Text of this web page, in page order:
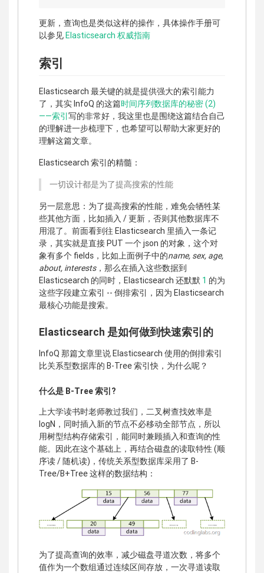
更新，查询也是类似这样的操作，具体操作手册可
以参见Elasticsearch 权威指南
索引
Elasticsearch 最关键的就是提供强大的索引能力
了，其实 InfoQ 的这篇时间序列数据库的秘密 (2)
——索引写的非常好，我这里也是围绕这篇结合自己
的理解进一步梳理下，也希望可以帮助大家更好的
理解这篇文章。
Elasticsearch 索引的精髓：
一切设计都是为了提高搜索的性能
另一层意思：为了提高搜索的性能，难免会牺牲某
些其他方面，比如插入 / 更新，否则其他数据库不
用混了。前面看到往 Elasticsearch 里插入一条记
录，其实就是直接 PUT 一个 json 的对象，这个对
象有多个 fields，比如上面例子中的name, sex, age,
about, interests，那么在插入这些数据到
Elasticsearch 的同时，Elasticsearch 还默默 1 的为
这些字段建立索引 -- 倒排索引，因为 Elasticsearch
最核心功能是搜索。
Elasticsearch 是如何做到快速索引的
InfoQ 那篇文章里说 Elasticsearch 使用的倒排索引
比关系型数据库的 B-Tree 索引快，为什么呢？
什么是 B-Tree 索引?
上大学读书时老师教过我们，二叉树查找效率是
logN，同时插入新的节点不必移动全部节点，所以
用树型结构存储索引，能同时兼顾插入和查询的性
能。因此在这个基础上，再结合磁盘的读取特性 (顺
序读 / 随机读)，传统关系型数据库采用了 B-
Tree/B+Tree 这样的数据结构：
为了提高查询的效率，减少磁盘寻道次数，将多个
值作为一个数组通过连续区间存放，一次寻道读取